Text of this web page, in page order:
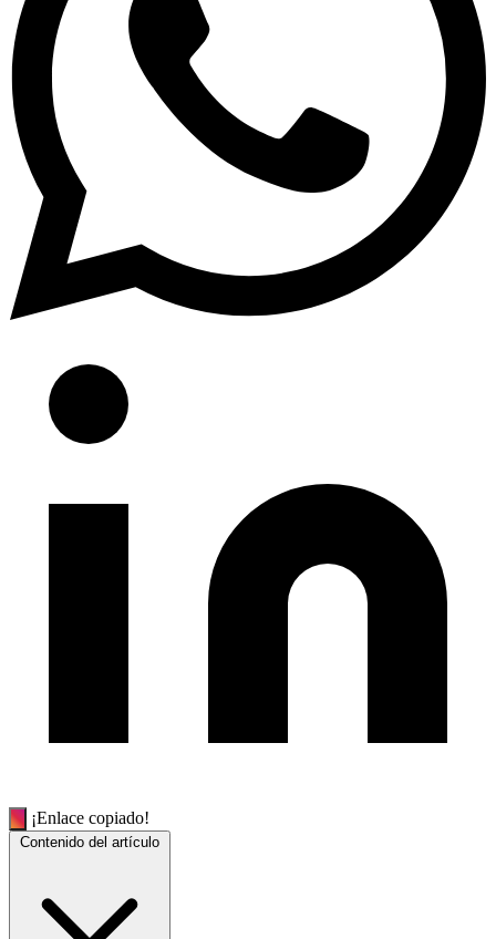
¡Enlace copiado!
Contenido del artículo